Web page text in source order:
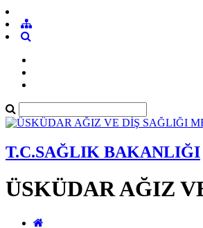
T.C.SAĞLIK BAKANLIĞI
ÜSKÜDAR AĞIZ